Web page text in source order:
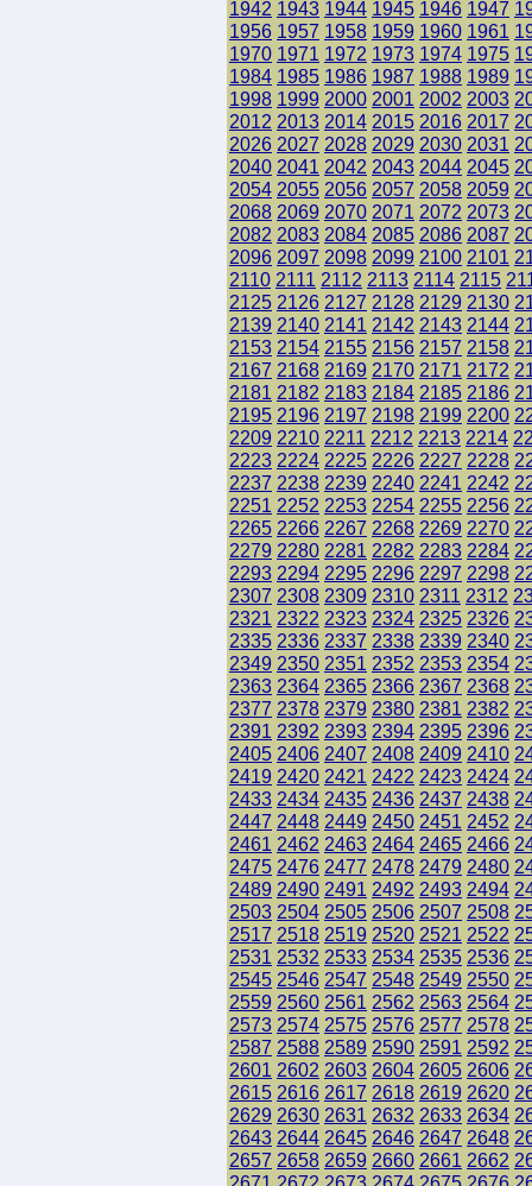
1942 1943 1944 1945 1946 1947
1956 1957 1958 1959 1960 1961
1970 1971 1972 1973 1974 1975
1984 1985 1986 1987 1988 1989
1998 1999 2000 2001 2002 2003
2012 2013 2014 2015 2016 2017
2026 2027 2028 2029 2030 2031
2040 2041 2042 2043 2044 2045
2054 2055 2056 2057 2058 2059
2068 2069 2070 2071 2072 2073
2082 2083 2084 2085 2086 2087
2096 2097 2098 2099 2100 2101
2110 2111 2112 2113 2114 2115
2125 2126 2127 2128 2129 2130
2139 2140 2141 2142 2143 2144
2153 2154 2155 2156 2157 2158
2167 2168 2169 2170 2171 2172
2181 2182 2183 2184 2185 2186
2195 2196 2197 2198 2199 2200
2209 2210 2211 2212 2213 2214
2223 2224 2225 2226 2227 2228
2237 2238 2239 2240 2241 2242
2251 2252 2253 2254 2255 2256
2265 2266 2267 2268 2269 2270
2279 2280 2281 2282 2283 2284
2293 2294 2295 2296 2297 2298
2307 2308 2309 2310 2311 2312
2321 2322 2323 2324 2325 2326
2335 2336 2337 2338 2339 2340
2349 2350 2351 2352 2353 2354
2363 2364 2365 2366 2367 2368
2377 2378 2379 2380 2381 2382
2391 2392 2393 2394 2395 2396
2405 2406 2407 2408 2409 2410
2419 2420 2421 2422 2423 2424
2433 2434 2435 2436 2437 2438
2447 2448 2449 2450 2451 2452
2461 2462 2463 2464 2465 2466
2475 2476 2477 2478 2479 2480
2489 2490 2491 2492 2493 2494
2503 2504 2505 2506 2507 2508
2517 2518 2519 2520 2521 2522
2531 2532 2533 2534 2535 2536
2545 2546 2547 2548 2549 2550
2559 2560 2561 2562 2563 2564
2573 2574 2575 2576 2577 2578
2587 2588 2589 2590 2591 2592
2601 2602 2603 2604 2605 2606
2615 2616 2617 2618 2619 2620
2629 2630 2631 2632 2633 2634
2643 2644 2645 2646 2647 2648
2657 2658 2659 2660 2661 2662